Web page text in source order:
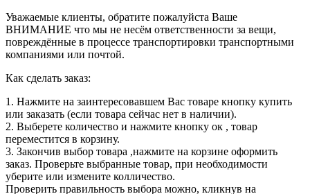
Уважаемые клиенты, обратите пожалуйста Ваше
ВНИМАНИЕ что мы не несём ответственности за вещи,
повреждённые в процессе транспортировки транспортными
компаниями или почтой.
Как сделать заказ:
1. Нажмите на заинтересовавшем Вас товаре кнопку купить
или заказать (если товара сейчас нет в наличии).
2. Выберете количество и нажмите кнопку ок , товар
переместится в корзину.
3. Закончив выбор товара ,нажмите на корзине оформить
заказ. Проверьте выбранные товар, при необходимости
уберите или измените колличество.
Проверить правильность выбора можно, кликнув на